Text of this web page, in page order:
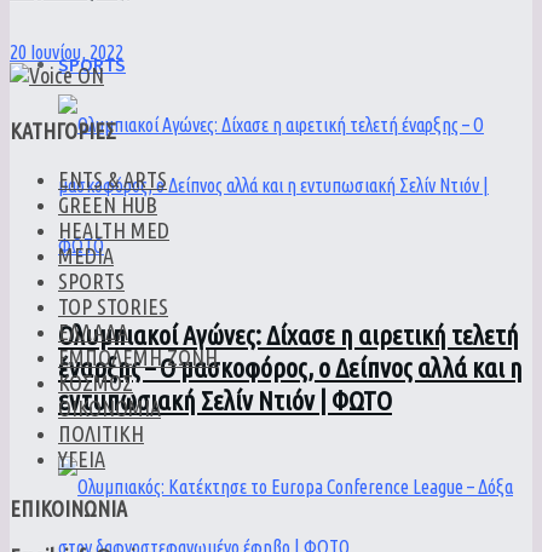
SPORTS
Ολυμπιακοί Αγώνες: Δίχασε η αιρετική τελετή
έναρξης – Ο μασκοφόρος, ο Δείπνος αλλά και η
εντυπωσιακή Σελίν Ντιόν | ΦΩΤΟ
20 Ιουνίου, 2022
ΚΑΤΗΓΟΡΙΕΣ
ENTS & ARTS
GREEN HUB
HEALTH MED
MEDIA
SPORTS
TOP STORIES
ΕΛΛΑΔΑ
ΕΜΠΟΛΕΜΗ ΖΩΝΗ
ΚΟΣΜΟΣ
ΟΙΚΟΝΟΜΙΑ
ΠΟΛΙΤΙΚΗ
ΥΓΕΙΑ
ΕΠΙΚΟΙΝΩΝΙΑ